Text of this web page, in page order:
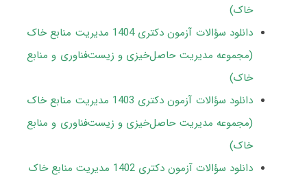
خاک)
دانلود سؤالات آزمون دکتری 1404 مدیریت منابع خاک
(مجموعه مدیریت حاصل‌خیزی و زیست‌فناوری و منابع
خاک)
دانلود سؤالات آزمون دکتری 1403 مدیریت منابع خاک
(مجموعه مدیریت حاصل‌خیزی و زیست‌فناوری و منابع
خاک)
دانلود سؤالات آزمون دکتری 1402 مدیریت منابع خاک